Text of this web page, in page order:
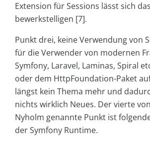
Extension für Sessions lässt sich das
bewerkstelligen [7].
Punkt drei, keine Verwendung von
für die Verwender von modernen
Symfony, Laravel, Laminas, Spiral
oder dem HttpFoundation-Paket
längst kein Thema mehr und
nichts wirklich Neues. Der vierte
Nyholm genannte Punkt ist
der Symfony Runtime.